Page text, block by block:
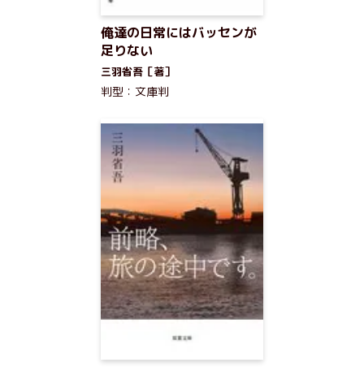
俺達の日常にはバッセンが
足りない
三羽省吾［著］
判型：文庫判